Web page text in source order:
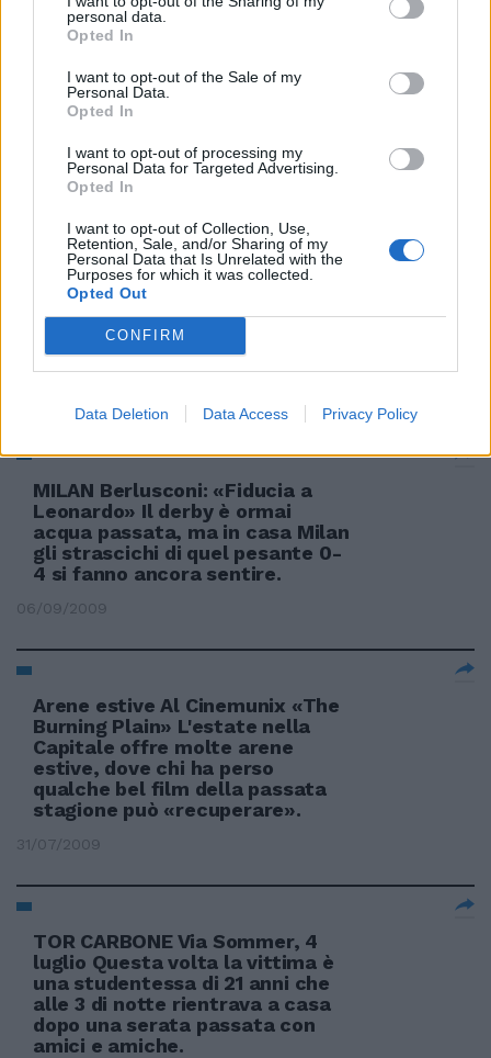
personal data.
Opted In
I want to opt-out of the Sale of my
Personal Data.
Opted In
I want to opt-out of processing my
Personal Data for Targeted Advertising.
Opted In
I want to opt-out of Collection, Use,
Retention, Sale, and/or Sharing of my
Personal Data that Is Unrelated with the
Purposes for which it was collected.
Opted Out
CONFIRM
Data Deletion Data Access Privacy Policy
31/07/2010
Ballardini: "Abbiamo cuore e
anima"
14/12/2009
La crisi non è ancora passata,
ma gli imprenditori e i
consumatori della provincia di
Roma tornano ad essere
ottimisti
MILAN Berlusconi: «Fiducia a
Leonardo» Il derby è ormai
acqua passata, ma in casa Milan
gli strascichi di quel pesante 0-
4 si fanno ancora sentire.
06/09/2009
Arene estive Al Cinemunix «The
Burning Plain» L'estate nella
Capitale offre molte arene
estive, dove chi ha perso
qualche bel film della passata
stagione può «recuperare».
31/07/2009
TOR CARBONE Via Sommer, 4
luglio Questa volta la vittima è
una studentessa di 21 anni che
alle 3 di notte rientrava a casa
dopo una serata passata con
amici e amiche.